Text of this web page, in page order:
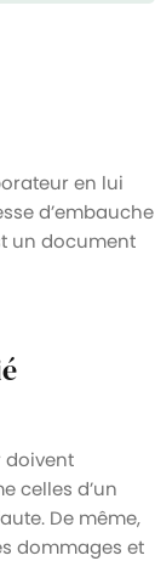
en lui
d’embauche
un document
doivent
celles d’un
De même,
dommages et